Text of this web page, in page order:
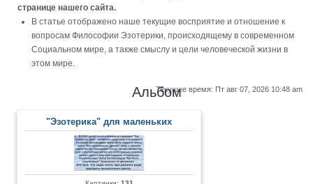
странице нашего сайта.
В статье отображено наше текущие восприятие и отношение к
вопросам Философии Эзотерики, происходящему в современном
Социальном мире, а также смыслу и цели человеческой жизни в
этом мире.
Текущее время: Пт авг 07, 2026 10:48 am
Альбом
"Эзотерика" для маленьких